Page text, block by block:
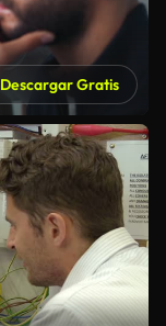
Descargar Gratis